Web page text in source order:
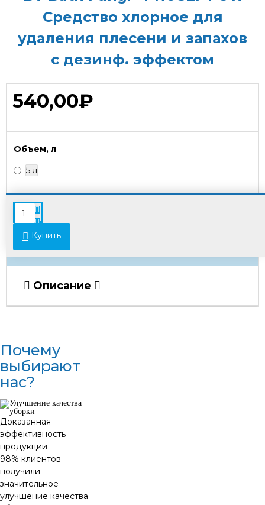
Средство хлорное для
удаления плесени и запахов
с дезинф. эффектом
540,00₽
Объем, л
5 л
Купить
В связи с переоценкой товара стоимость
некоторых позиций может отличаться от
указанной на сайте. Просьба уточнять актуальные
Описание
Почему
выбирают
нас?
Доказанная
эффективность
продукции
98% клиентов
получили
значительное
улучшение качества